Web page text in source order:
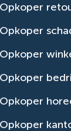
Opkoper
Opkoper
Opkoper
Opkoper
Opkoper
Opkoper